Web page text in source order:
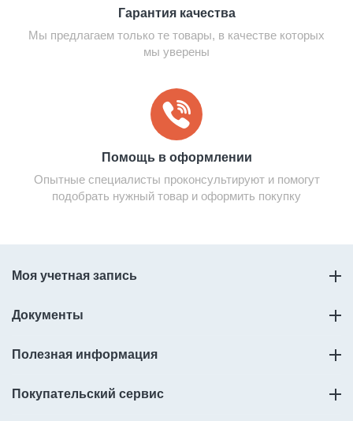
Гарантия качества
Мы предлагаем только те товары, в качестве которых
мы уверены
Помощь в оформлении
Опытные специалисты проконсультируют и помогут
подобрать нужный товар и оформить покупку
Моя учетная запись
Документы
Полезная информация
Покупательский сервис